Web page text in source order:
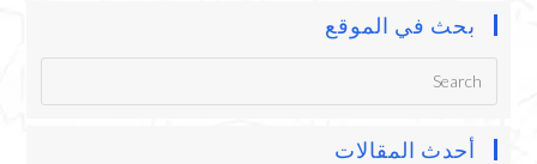
بحث في الموقع
أحدث المقالات